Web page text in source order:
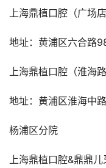
上海鼎植口腔（广场店
地址：黄浦区六合路
上海鼎植口腔（淮海路
地址：黄浦区淮海中
杨浦区分院
上海鼎植口腔&鼎鼎儿